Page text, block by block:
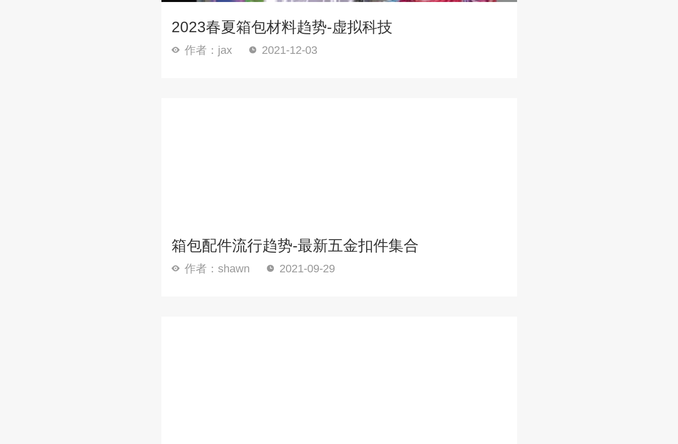
2023春夏箱包材料趋势-虚拟科技
作者：jax 2021-12-03
箱包配件流行趋势-最新五金扣件集合
作者：shawn 2021-09-29